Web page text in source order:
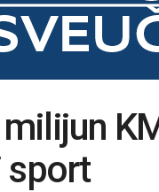
sport